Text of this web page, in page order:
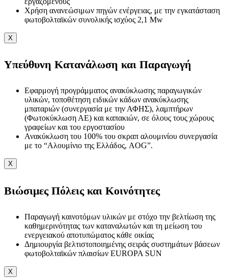
Χρήση ανανεώσιμων πηγών ενέργειας, με την εγκατάσταση
φωτοβολταϊκών συνολικής ισχύος 2,1 Mw
X
Υπεύθυνη Κατανάλωση και Παραγωγή
Εφαρμογή προγράμματος ανακύκλωσης παραγωγικών
υλικών, τοποθέτηση ειδικών κάδων ανακύκλωσης
μπαταριών (συνεργασία με την ΑΦΗΣ), λαμπτήρων
(Φωτοκύκλωση ΑΕ) και καπακιών, σε όλους τους χώρους
γραφείων και του εργοστασίου
Ανακύκλωση του 100% του σκραπ αλουμινίου συνεργασία
με το “Αλουμίνιο της Ελλάδος, AOG”.
X
Βιώσιμες Πόλεις και Κοινότητες
Παραγωγή καινοτόμων υλικών με στόχο την βελτίωση της
καθημερινότητας των καταναλωτών και τη μείωση του
ενεργειακού αποτυπώματος κάθε οικίας
Δημιουργία βελτιστοποιημένης σειράς συστημάτων βάσεων
φωτοβολταϊκών πλαισίων EUROPA SUN
X